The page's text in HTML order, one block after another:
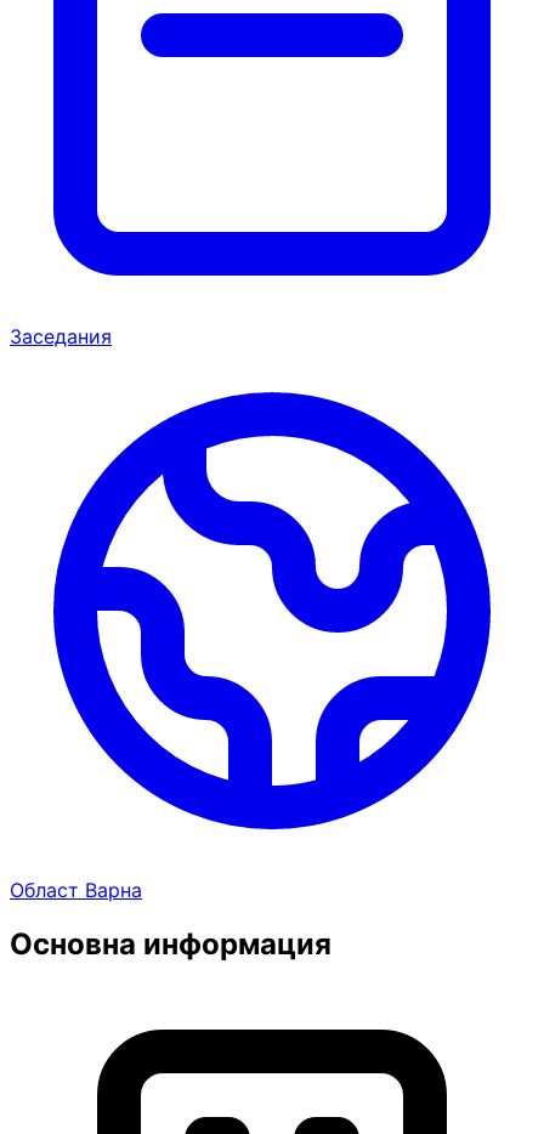
Заседания
Област Варна
Основна информация